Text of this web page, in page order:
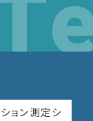
ョン測定シ